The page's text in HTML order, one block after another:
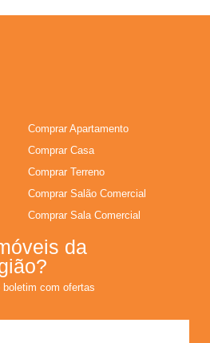
Comprar Apartamento
Comprar Casa
Comprar Terreno
Comprar Salão Comercial
Comprar Sala Comercial
da
com ofertas